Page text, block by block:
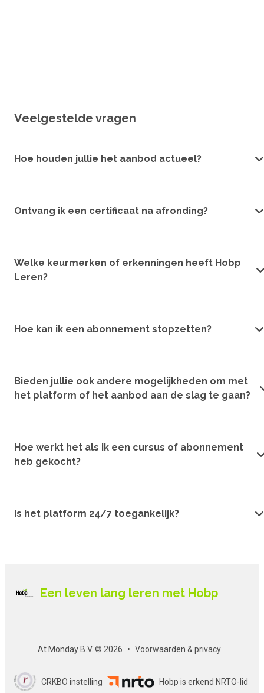
Veelgestelde vragen
Hoe houden jullie het aanbod actueel?
Ontvang ik een certificaat na afronding?
Welke keurmerken of erkenningen heeft Hobp
Leren?
Hoe kan ik een abonnement stopzetten?
Bieden jullie ook andere mogelijkheden om met
het platform of het aanbod aan de slag te gaan?
Hoe werkt het als ik een cursus of abonnement
heb gekocht?
Is het platform 24/7 toegankelijk?
Een leven lang leren met Hobp
At Monday B.V. © 2026 Voorwaarden & privacy
CRKBO instelling Hobp is erkend NRTO-lid